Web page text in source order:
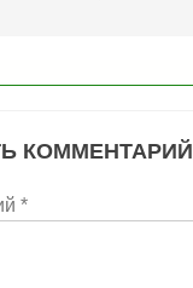
КОММЕНТАРИЙ
*